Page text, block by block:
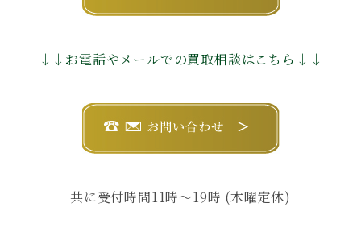
↓↓お電話やメールでの買取相談はこちら↓↓
共に受付時間11時〜19時 (木曜定休)